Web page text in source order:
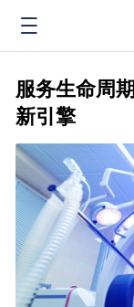
服务生命周
新引擎